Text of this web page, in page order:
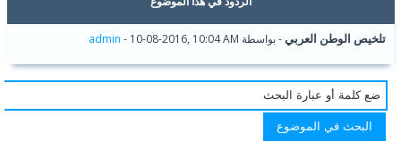
تلخيص الوطن العربي - بواسطة admin- 10-08-2016, 10:04 AM